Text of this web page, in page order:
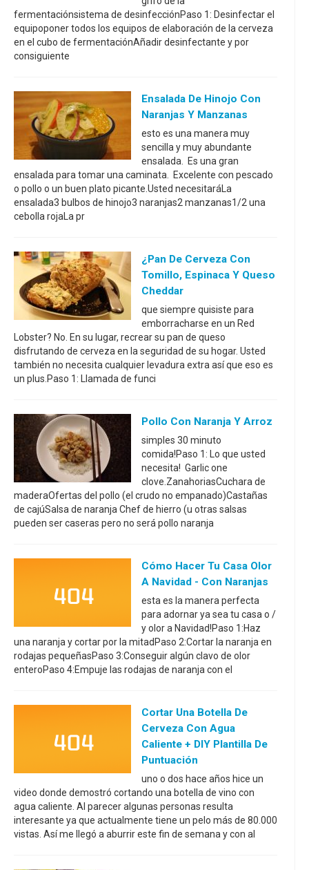
fermentaciónsistema de desinfecciónPaso 1: Desinfectar el
equipoponer todos los equipos de elaboración de la cerveza
en el cubo de fermentaciónAñadir desinfectante y por
consiguiente
Ensalada De Hinojo Con
Naranjas Y Manzanas
esto es una manera muy
sencilla y muy abundante
ensalada. Es una gran
ensalada para tomar una caminata. Excelente con pescado
o pollo o un buen plato picante.Usted necesitaráLa
ensalada3 bulbos de hinojo3 naranjas2 manzanas1/2 una
cebolla rojaLa pr
¿Pan De Cerveza Con
Tomillo, Espinaca Y Queso
Cheddar
que siempre quisiste para
emborracharse en un Red
Lobster? No. En su lugar, recrear su pan de queso
disfrutando de cerveza en la seguridad de su hogar. Usted
también no necesita cualquier levadura extra así que eso es
un plus.Paso 1: Llamada de funci
Pollo Con Naranja Y Arroz
simples 30 minuto
comida!Paso 1: Lo que usted
necesita! Garlic one
clove.ZanahoriasCuchara de
maderaOfertas del pollo (el crudo no empanado)Castañas
de cajúSalsa de naranja Chef de hierro (u otras salsas
pueden ser caseras pero no será pollo naranja
Cómo Hacer Tu Casa Olor
A Navidad - Con Naranjas
esta es la manera perfecta
para adornar ya sea tu casa o /
y olor a Navidad!Paso 1:Haz
una naranja y cortar por la mitadPaso 2:Cortar la naranja en
rodajas pequeñasPaso 3:Conseguir algún clavo de olor
enteroPaso 4:Empuje las rodajas de naranja con el
Cortar Una Botella De
Cerveza Con Agua
Caliente + DIY Plantilla De
Puntuación
uno o dos hace años hice un
video donde demostró cortando una botella de vino con
agua caliente. Al parecer algunas personas resulta
interesante ya que actualmente tiene un pelo más de 80.000
vistas. Así me llegó a aburrir este fin de semana y con al